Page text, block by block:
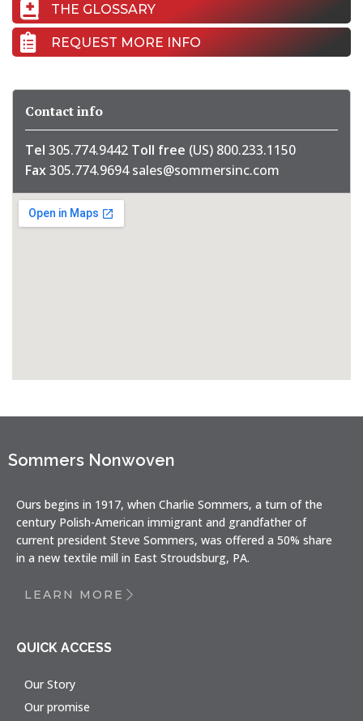
THE GLOSSARY
REQUEST MORE INFO
Contact info
Tel 305.774.9442 Toll free (US) 800.233.1150
Fax305.774.9694sales@sommersinc.com
Sommers Nonwoven
Ours begins in 1917, when Charlie Sommers, a turn of the
century Polish-American immigrant and grandfather of
current president Steve Sommers, was offered a 50% share
in a new textile mill in East Stroudsburg, PA.
LEARN MORE
QUICK ACCESS
Our Story
Our promise